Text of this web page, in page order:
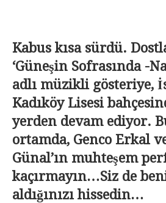
Kabus kısa sürdü.
‘Güneşin Sofrasında -
adlı müzikli gösteriye,
Kadıköy Lisesi
yerden devam ediyor.
ortamda, Genco Erkal
Günal’ın muhteşem
kaçırmayın…Siz de
aldığınızı hissedin…